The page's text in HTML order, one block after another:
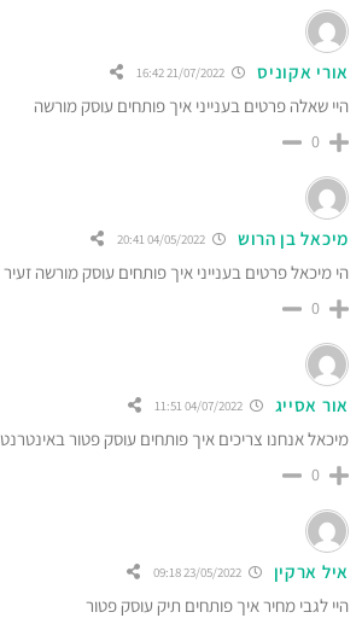
אורי אקוניס
היי שאלה פרטים בענייני איך פותחים עוסק מורשה
0
מיכאל בן הרוש 04/05/2022 20:41
הי מיכאל פרטים בענייני איך פותחים עוסק מורשה זעיר
0
אור אסייג 04/07/2022 11:51
מיכאל אנחנו צריכים איך פותחים עוסק פטור באינטרנט
0
איל ארקין 23/05/2022 09:18
היי לגבי מחיר איך פותחים תיק עוסק פטור